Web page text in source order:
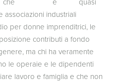
re, che è quasi
associazioni industriali
per donne imprenditrici, le
contributi a fondo
ma chi ha veramente
le operaie e le dipendenti
lavoro e famiglia e che non